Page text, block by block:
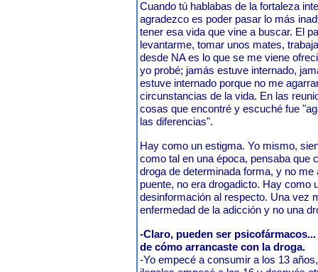
Cuando tú hablabas de la fortaleza
agradezco es poder pasar lo más
tener esa vida que vine a buscar. El
levantarme, tomar unos mates,
desde NA es lo que se me viene
yo probé; jamás estuve internado,
estuve internado porque no me
circunstancias de la vida. En las
cosas que encontré y escuché fue
las diferencias".
Hay como un estigma. Yo mismo,
como tal en una época, pensaba que
droga de determinada forma, y no
puente, no era drogadicto. Hay como
desinformación al respecto. Una vez
enfermedad de la adicción y no una
-Claro, pueden ser
de cómo arrancaste con la droga.
-Yo empecé a consumir a los 13